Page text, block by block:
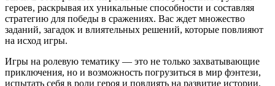
героев, раскрывая их уникальные способности и составляя
стратегию для победы в сражениях. Вас ждет множество
заданий, загадок и влиятельных решений, которые повлияют
на исход игры.
Игры на ролевую тематику — это не только захватывающие
приключения, но и возможность погрузиться в мир фэнтези,
испытать себя в роли героя и повлиять на развитие истории.